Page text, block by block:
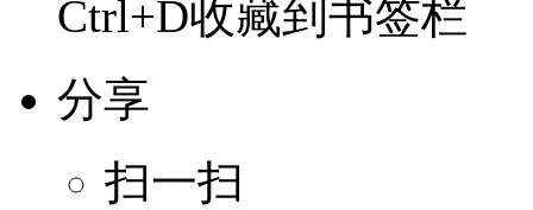
Ctrl+D收藏到书签栏
分享
扫一扫